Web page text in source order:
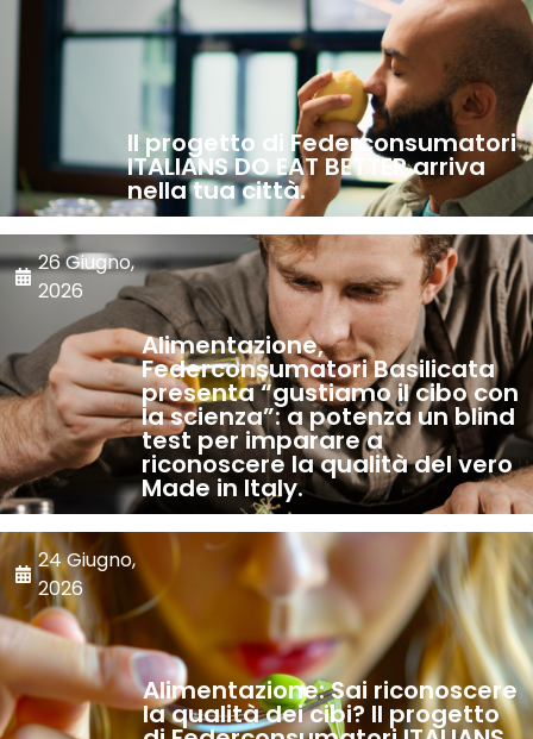
Il progetto di Federconsumatori
ITALIANS DO EAT BETTER arriva
nella tua città.
26 Giugno,
2026
Alimentazione,
Federconsumatori Basilicata
presenta “gustiamo il cibo con
la scienza”: a potenza un blind
test per imparare a
riconoscere la qualità del vero
Made in Italy.
24 Giugno,
2026
Alimentazione: Sai riconoscere
la qualità dei cibi? Il progetto